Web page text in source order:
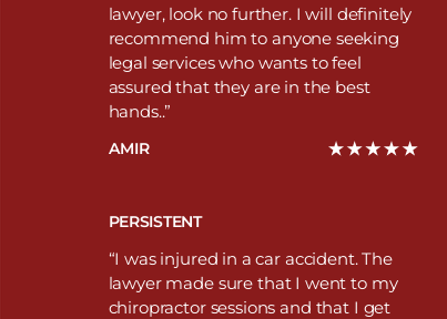
lawyer, look no further. I will definitely
recommend him to anyone seeking
legal services who wants to feel
assured that they are in the best
hands..”
AMIR
PERSISTENT
“I was injured in a car accident. The
lawyer made sure that I went to my
chiropractor sessions and that I get